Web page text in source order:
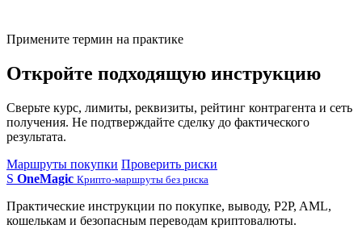
Примените термин на практике
Откройте подходящую инструкцию
Сверьте курс, лимиты, реквизиты, рейтинг контрагента и сеть
получения. Не подтверждайте сделку до фактического
результата.
Маршруты покупки Проверить риски
S OneMagic Крипто-маршруты без риска
Практические инструкции по покупке, выводу, P2P, AML,
кошелькам и безопасным переводам криптовалюты.